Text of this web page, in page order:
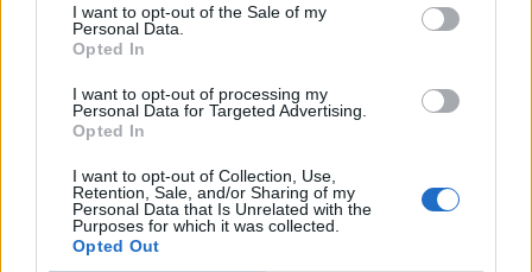
I want to opt-out of the Sale of my
Personal Data.
Opted In
I want to opt-out of processing my
Personal Data for Targeted Advertising.
Opted In
I want to opt-out of Collection, Use,
Retention, Sale, and/or Sharing of my
Personal Data that Is Unrelated with the
Purposes for which it was collected.
Opted Out
Αρεόπολης.
Διάβασε σχετικά
Συνελήφθη 61χρονος κατηγορούμενος για
διπλή ανθρωποκτονία στη Μεσσηνία
Χειροπέδες σε 55χρονο για ναρκωτικά στο